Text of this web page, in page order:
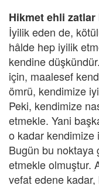
Hikmet ehli
İyilik eden de,
hâlde hep iyilik
kendine
için, maalesef
ömrü, kendimize
Peki, kendimize
etmekle. Yani
o kadar kendimize
Bugün bu noktaya
etmekle olmuştur.
vefat edene